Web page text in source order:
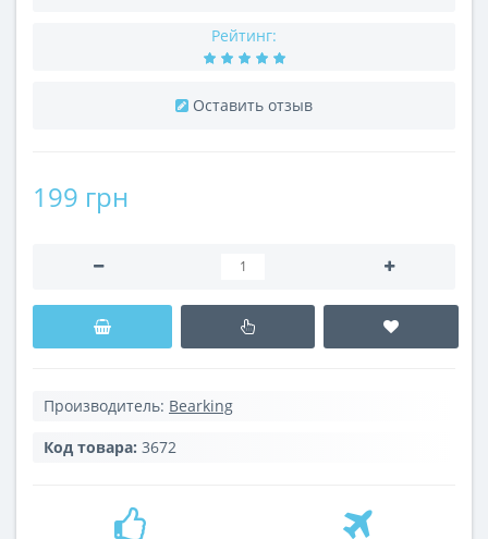
Рейтинг:
Оставить отзыв
199 грн
Производитель: Bearking
Код товара: 3672